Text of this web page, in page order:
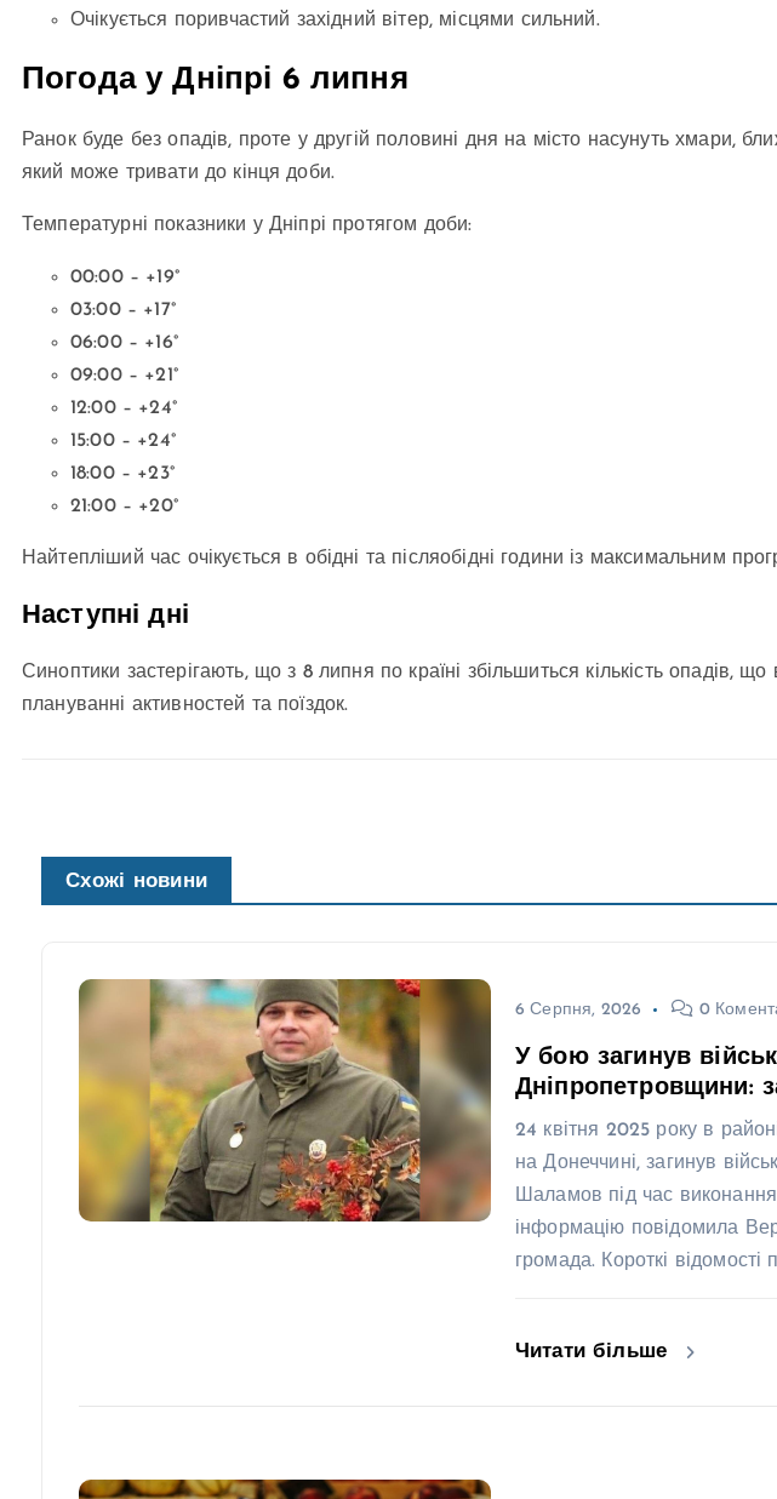
Очікується поривчастий західний вітер, місцями сильний.
Погода у Дніпрі 6 липня
Ранок буде без опадів, проте у другій половині дня на місто насунуть хмари,
який може тривати до кінця доби.
Температурні показники у Дніпрі протягом доби:
00:00 – +19°
03:00 – +17°
06:00 – +16°
09:00 – +21°
12:00 – +24°
15:00 – +24°
18:00 – +23°
21:00 – +20°
Найтепліший час очікується в обідні та післяобідні години із максимальним
Наступні дні
Синоптики застерігають, що з 8 липня по країні збільшиться кількість опадів,
плануванні активностей та поїздок.
Схожі новини
6 Серпня, 2026 0
У бою загинув
Дніпропетровщини:
24 квітня 2025 року в
на Донеччині, загинув
Шаламов під час
інформацію повідомила
громада. Короткі відомості
Читати більше